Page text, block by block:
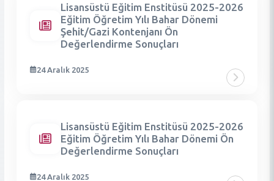
Lisansüstü Eğitim Enstitüsü 2025-2026
Eğitim Öğretim Yılı Bahar Dönemi
Şehit/Gazi Kontenjanı Ön
Değerlendirme Sonuçları
24 Aralık 2025
Lisansüstü Eğitim Enstitüsü 2025-2026
Eğitim Öğretim Yılı Bahar Dönemi Ön
Değerlendirme Sonuçları
24 Aralık 2025